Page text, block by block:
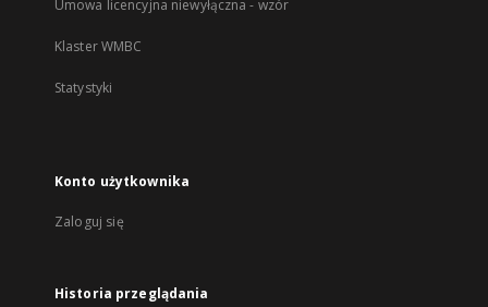
Umowa licencyjna niewyłączna - wzór
Klaster WMBC
Statystyki
Konto użytkownika
Zaloguj się
Historia przeglądania